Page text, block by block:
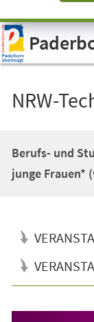
Visuelle
Assistenzsoftware
öffnen.
NRW-
Berufs- und
junge Frauen*